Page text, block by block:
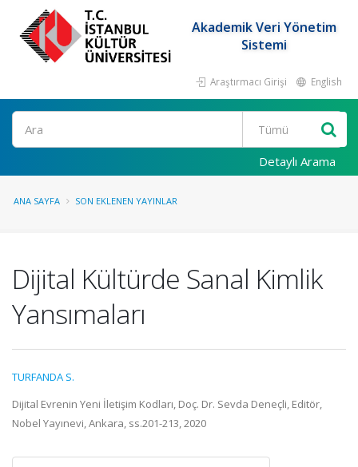
Akademik Veri Yönetim
Sistemi
Araştırmacı Girişi English
Ara
Detaylı Arama
ANA SAYFA SON EKLENEN YAYINLAR
Dijital Kültürde Sanal Kimlik
Yansımaları
TURFANDA S.
Dijital Evrenin Yeni İletişim Kodları, Doç. Dr. Sevda Deneçli, Editör,
Nobel Yayınevi, Ankara, ss.201-213, 2020